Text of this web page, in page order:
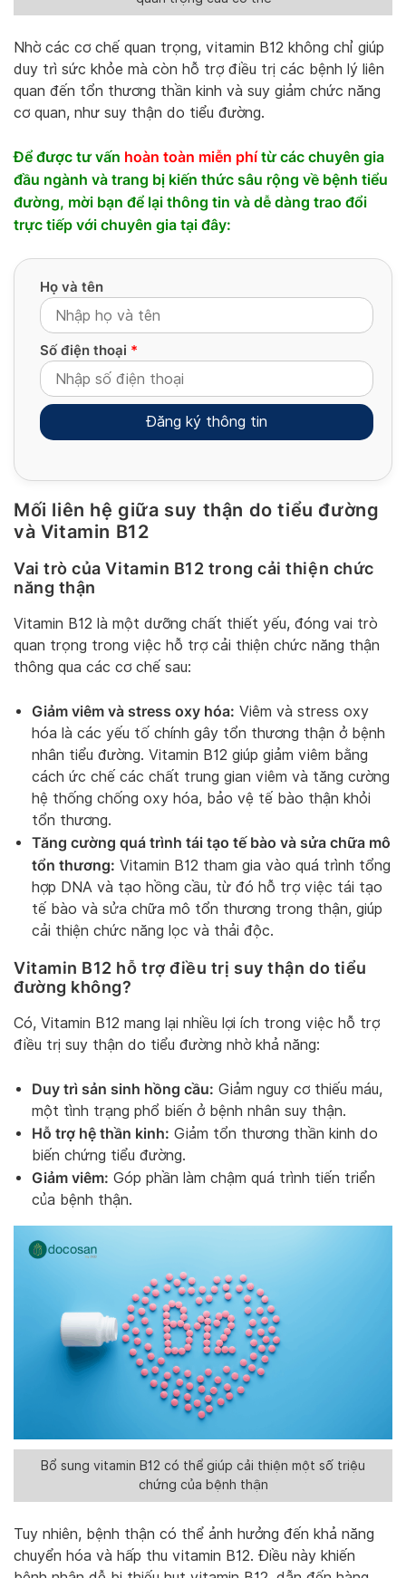
Nhờ các cơ chế quan trọng, vitamin B12 không chỉ giúp
duy trì sức khỏe mà còn hỗ trợ điều trị các bệnh lý liên
quan đến tổn thương thần kinh và suy giảm chức năng
cơ quan, như suy thận do tiểu đường.
Để được tư vấn hoàn toàn miễn phítừ các chuyên gia
đầu ngành và trang bị kiến thức sâu rộng về bệnh tiểu
đường, mời bạn để lại thông tin và dễ dàng trao đổi
trực tiếp với chuyên gia tại đây:
Họ và tên
Số điện thoại *
Alternative:
Mối liên hệ giữa suy thận do tiểu đường
và Vitamin B12
Vai trò của Vitamin B12 trong cải thiện chức
năng thận
Vitamin B12 là một dưỡng chất thiết yếu, đóng vai trò
quan trọng trong việc hỗ trợ cải thiện chức năng thận
thông qua các cơ chế sau:
Giảm viêm và stress oxy hóa: Viêm và stress oxy
hóa là các yếu tố chính gây tổn thương thận ở bệnh
nhân tiểu đường. Vitamin B12 giúp giảm viêm bằng
cách ức chế các chất trung gian viêm và tăng cường
hệ thống chống oxy hóa, bảo vệ tế bào thận khỏi
tổn thương.
Tăng cường quá trình tái tạo tế bào và sửa chữa mô
tổn thương: Vitamin B12 tham gia vào quá trình tổng
hợp DNA và tạo hồng cầu, từ đó hỗ trợ việc tái tạo
tế bào và sửa chữa mô tổn thương trong thận, giúp
cải thiện chức năng lọc và thải độc.
Vitamin B12 hỗ trợ điều trị suy thận do tiểu
đường không?
Có, Vitamin B12 mang lại nhiều lợi ích trong việc hỗ trợ
điều trị suy thận do tiểu đường nhờ khả năng:
Duy trì sản sinh hồng cầu: Giảm nguy cơ thiếu máu,
một tình trạng phổ biến ở bệnh nhân suy thận.
Hỗ trợ hệ thần kinh: Giảm tổn thương thần kinh do
biến chứng tiểu đường.
Giảm viêm: Góp phần làm chậm quá trình tiến triển
của bệnh thận.
Bổ sung vitamin B12 có thể giúp cải thiện một số triệu
chứng của bệnh thận
Tuy nhiên, bệnh thận có thể ảnh hưởng đến khả năng
chuyển hóa và hấp thu vitamin B12. Điều này khiến